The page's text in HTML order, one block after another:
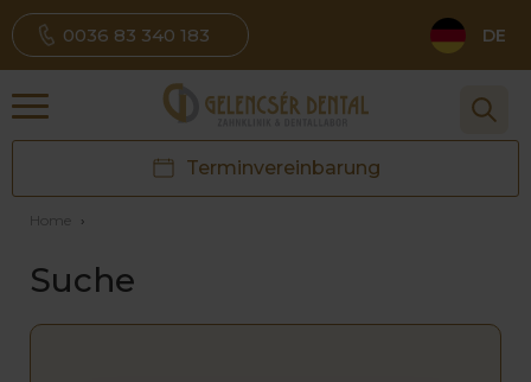
0036 83 340 183 DE
Terminvereinbarung
Home ›
Suche